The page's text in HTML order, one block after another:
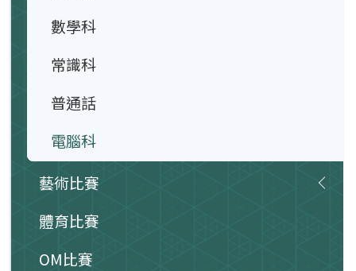
數學科
常識科
普通話
電腦科
藝術比賽
體育比賽
OM比賽